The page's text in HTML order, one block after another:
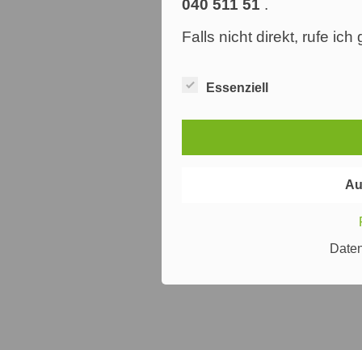
040 511 51 .
Falls nicht direkt, rufe ich
Essenziell